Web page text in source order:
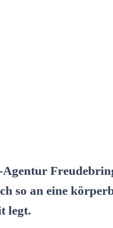
so an eine
legt.